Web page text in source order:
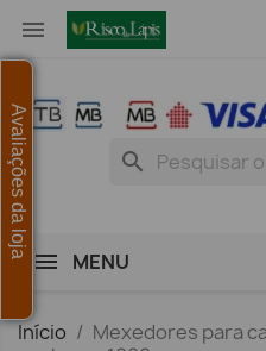

search
MENU
Início
Mexedores para
Avaliações da loja